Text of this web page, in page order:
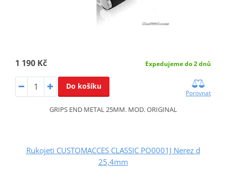
1 190 Kč Expedujeme do 2 dnů
Do košíku
Porovnat
GRIPS END METAL 25MM. MOD. ORIGINAL
Rukojeti CUSTOMACCES CLASSIC PO0001J Nerez d
25,4mm